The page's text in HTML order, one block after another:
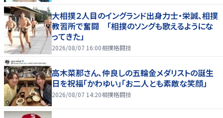
大相撲２人目のイングランド出身力士・栄誠、相撲
教習所で奮闘 「相撲のソングも歌えるようにな
ってきた」
2026/08/07 16:00相撲格闘技
高木菜那さん、仲良しの五輪金メダリストの誕生
日を祝福「かわゆい」「お二人とも素敵な笑顔」
2026/08/07 14:20相撲格闘技